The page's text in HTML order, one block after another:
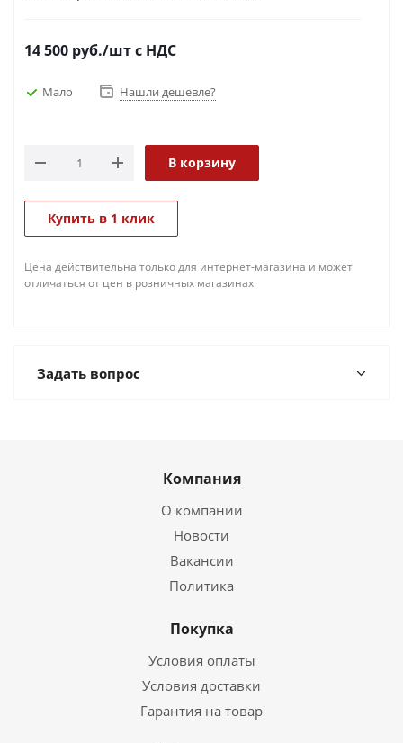
14 500 руб./штс НДС
Мало Нашли дешевле?
В корзину
Купить в 1 клик
Цена действительна только для интернет-магазина и может
отличаться от цен в розничных магазинах
Задать вопрос
Компания
О компании
Новости
Вакансии
Политика
Покупка
Условия оплаты
Условия доставки
Гарантия на товар